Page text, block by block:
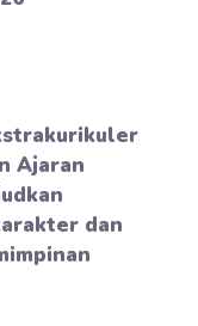
Ajaran
dan